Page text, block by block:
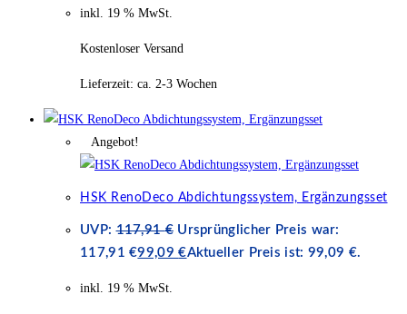
inkl. 19 % MwSt.
Kostenloser Versand
Lieferzeit: ca. 2-3 Wochen
Angebot!
HSK RenoDeco Abdichtungssystem, Ergänzungsset
UVP: 117,91€ Ursprünglicher Preis war:
117,91 €99,09€Aktueller Preis ist: 99,09 €.
inkl. 19 % MwSt.